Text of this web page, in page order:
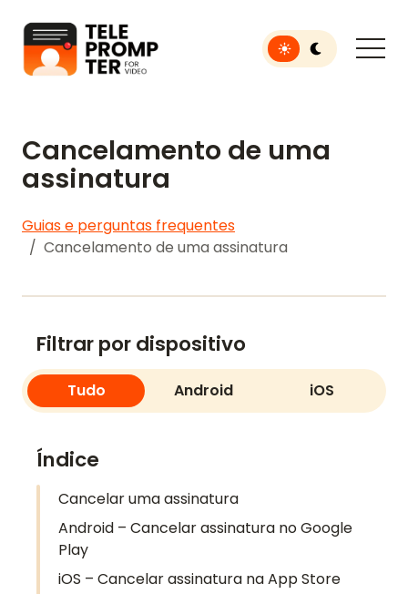
Teleprompter para vídeo
Toggle light or dark
Cancelamento de uma
assinatura
Guias e perguntas frequentes
Cancelamento de uma assinatura
Filtrar por dispositivo
Tudo Android iOS
Índice
Cancelar uma assinatura
Android – Cancelar assinatura no Google
Play
iOS – Cancelar assinatura na App Store